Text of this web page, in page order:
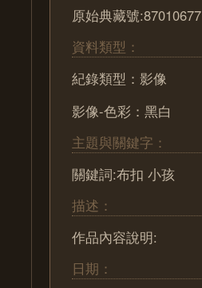
原始典藏號:87010677
資料類型：
紀錄類型：影像
影像-色彩：黑白
主題與關鍵字：
關鍵詞:布扣 小孩
描述：
作品內容說明:
日期：